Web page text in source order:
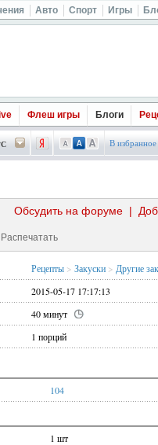
Авто Спорт Игры
Флеш игры Блоги
В избранное
|
Обсудить на форуме
Распечатать
Рецепты > Закуски > Другие
2015-05-17 17:17:13
40 минут
1 порций
104
1 шт